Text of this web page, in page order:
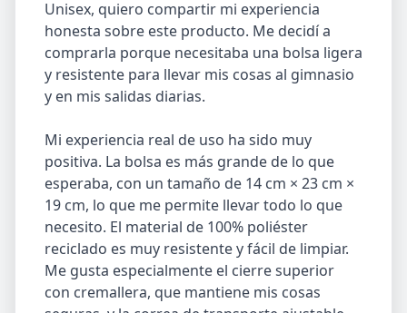
Unisex, quiero compartir mi experiencia
honesta sobre este producto. Me decidí a
comprarla porque necesitaba una bolsa ligera
y resistente para llevar mis cosas al gimnasio
y en mis salidas diarias.
Mi experiencia real de uso ha sido muy
positiva. La bolsa es más grande de lo que
esperaba, con un tamaño de 14 cm × 23 cm ×
19 cm, lo que me permite llevar todo lo que
necesito. El material de 100% poliéster
reciclado es muy resistente y fácil de limpiar.
Me gusta especialmente el cierre superior
con cremallera, que mantiene mis cosas